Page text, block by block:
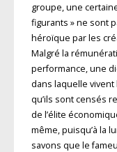
groupe, une
figurants » ne sont
héroïque par les
Malgré la
performance, une
dans laquelle
qu’ils sont censés
de l’élite
même, puisqu’à la
savons que le